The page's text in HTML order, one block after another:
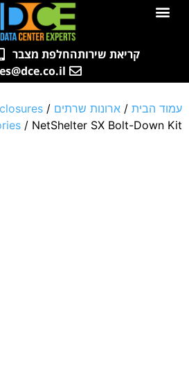
לתוכן
קריאת שירותהחלפת מצבר
עמוד הבית / ארונות שרתים /
/ NetShelter SX Bolt-Down Kit